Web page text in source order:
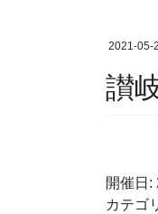
2021-05-
讃
開催日:
カテゴ